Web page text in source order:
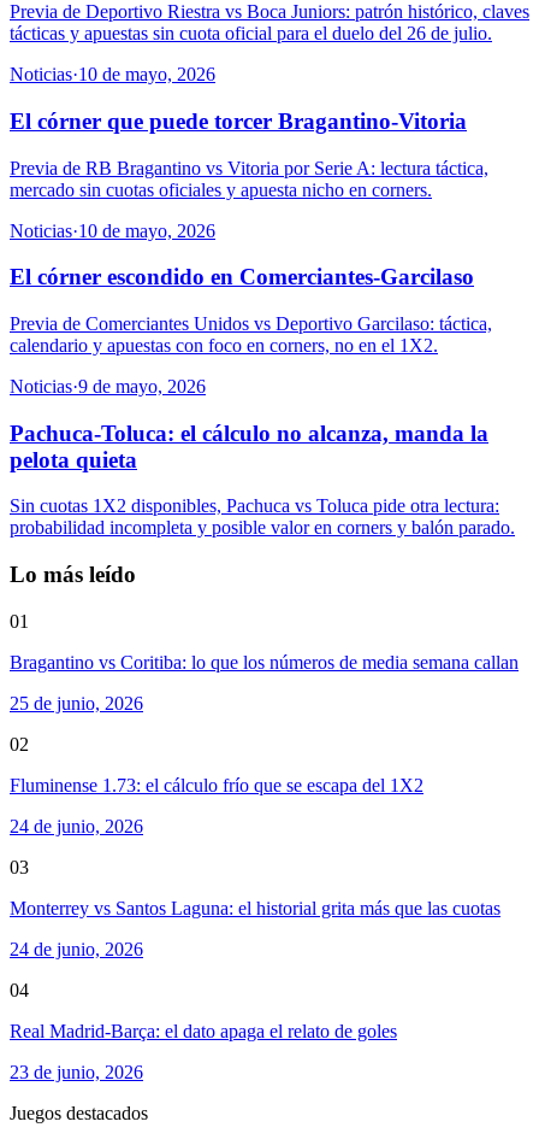
Previa de Deportivo Riestra vs Boca Juniors: patrón histórico, claves
tácticas y apuestas sin cuota oficial para el duelo del 26 de julio.
Noticias·10 de mayo, 2026
El córner que puede torcer Bragantino-Vitoria
Previa de RB Bragantino vs Vitoria por Serie A: lectura táctica,
mercado sin cuotas oficiales y apuesta nicho en corners.
Noticias·10 de mayo, 2026
El córner escondido en Comerciantes-Garcilaso
Previa de Comerciantes Unidos vs Deportivo Garcilaso: táctica,
calendario y apuestas con foco en corners, no en el 1X2.
Noticias·9 de mayo, 2026
Pachuca-Toluca: el cálculo no alcanza, manda la
pelota quieta
Sin cuotas 1X2 disponibles, Pachuca vs Toluca pide otra lectura:
probabilidad incompleta y posible valor en corners y balón parado.
Lo más leído
01
Bragantino vs Coritiba: lo que los números de media semana callan
25 de junio, 2026
02
Fluminense 1.73: el cálculo frío que se escapa del 1X2
24 de junio, 2026
03
Monterrey vs Santos Laguna: el historial grita más que las cuotas
24 de junio, 2026
04
Real Madrid-Barça: el dato apaga el relato de goles
23 de junio, 2026
Juegos destacados